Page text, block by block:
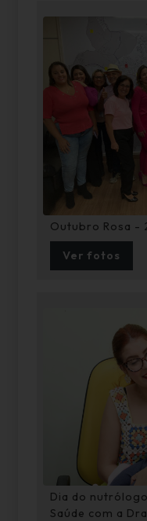
Outubro Rosa -
Ver fotos
Dia do
Saúde com a